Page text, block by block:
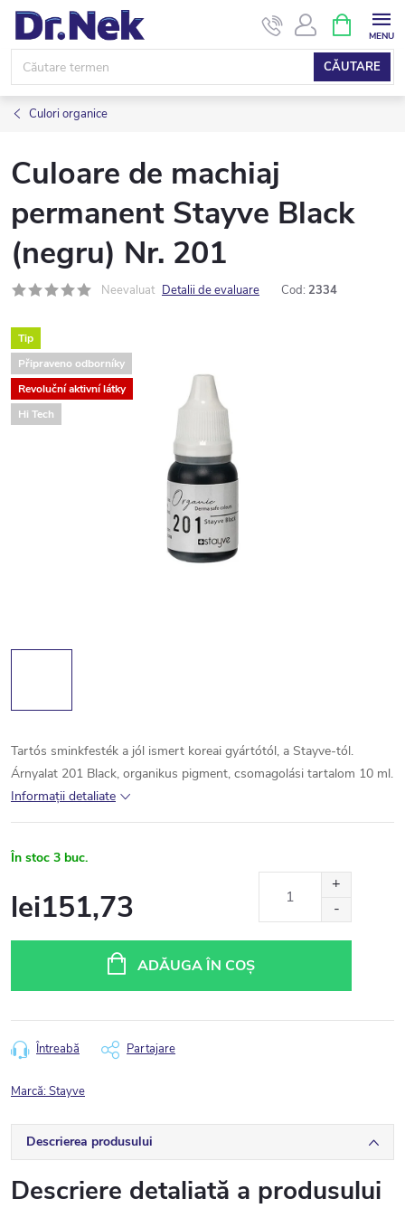
Treci
conținut
CĂUTARE
COŞ
DE
Culori organice
Culoare de machiaj
permanent Stayve Black
(negru) Nr. 201
Neevaluat Detalii de evaluare Cod: 2334
Tip
Připraveno odborníky
Revoluční aktivní látky
Hi Tech
Tartós sminkfesték a jól ismert koreai gyártótól, a Stayve-tól.
Árnyalat 201 Black, organikus pigment, csomagolási tartalom 10 ml.
Informaţii detaliate
În stoc 3 buc.
lei151,73
ADĂUGA ÎN COŞ
Întreabă Partajare
Marcă:Stayve
Descrierea produsului
Descriere detaliată a produsului